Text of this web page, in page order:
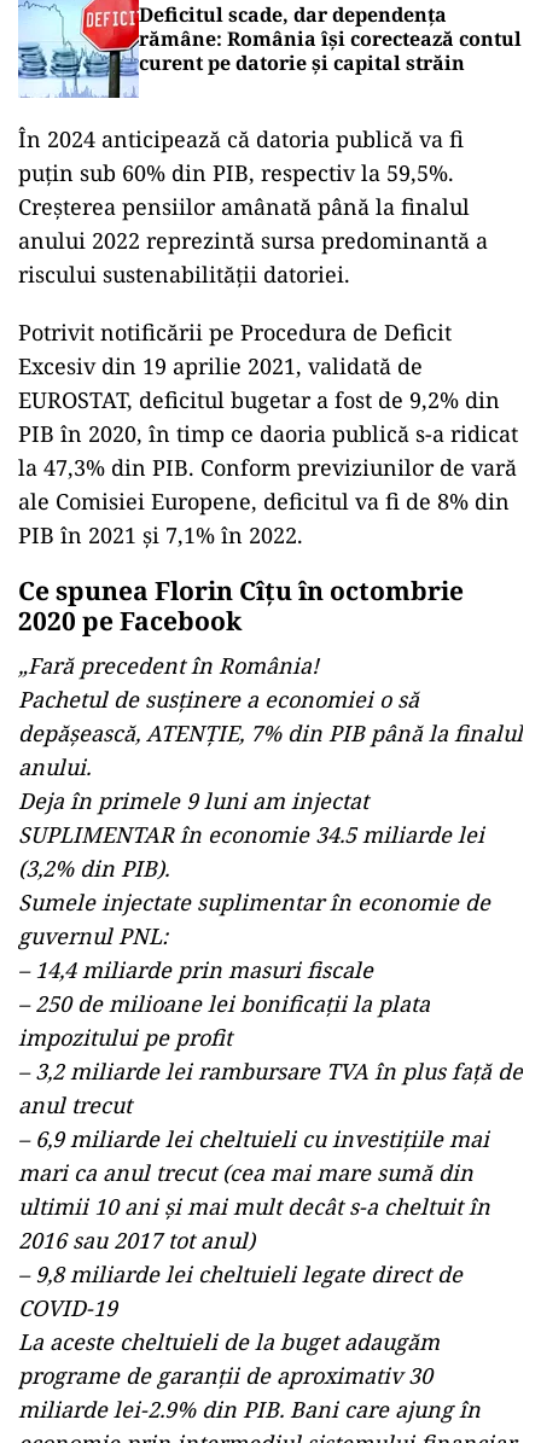
Deficitul scade, dar dependența
rămâne: România își corectează contul
curent pe datorie și capital străin
În 2024 anticipează că datoria publică va fi
puțin sub 60% din PIB, respectiv la 59,5%.
Creșterea pensiilor amânată până la finalul
anului 2022 reprezintă sursa predominantă a
riscului sustenabilității datoriei.
Potrivit notificării pe Procedura de Deficit
Excesiv din 19 aprilie 2021, validată de
EUROSTAT, deficitul bugetar a fost de 9,2% din
PIB în 2020, în timp ce daoria publică s-a ridicat
la 47,3% din PIB. Conform previziunilor de vară
ale Comisiei Europene, deficitul va fi de 8% din
PIB în 2021 și 7,1% în 2022.
Ce spunea Florin Cîțu în octombrie
2020 pe Facebook
„Fară precedent în România!
Pachetul de susținere a economiei o să
depășească, ATENȚIE, 7% din PIB până la finalul
anului.
Deja în primele 9 luni am injectat
SUPLIMENTAR în economie 34.5 miliarde lei
(3,2% din PIB).
Sumele injectate suplimentar în economie de
guvernul PNL:
– 14,4 miliarde prin masuri fiscale
– 250 de milioane lei bonificații la plata
impozitului pe profit
– 3,2 miliarde lei rambursare TVA în plus față de
anul trecut
– 6,9 miliarde lei cheltuieli cu investițiile mai
mari ca anul trecut (cea mai mare sumă din
ultimii 10 ani și mai mult decât s-a cheltuit în
2016 sau 2017 tot anul)
– 9,8 miliarde lei cheltuieli legate direct de
COVID-19
La aceste cheltuieli de la buget adaugăm
programe de garanții de aproximativ 30
miliarde lei-2.9% din PIB. Bani care ajung în